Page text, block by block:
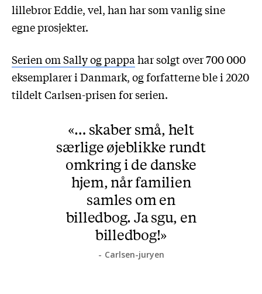
lillebror Eddie, vel, han har som vanlig sine
egne prosjekter.
Serien om Sally og pappa har solgt over 700 000
eksemplarer i Danmark, og forfatterne ble i 2020
tildelt Carlsen-prisen for serien.
… skaber små, helt
særlige øjeblikke rundt
omkring i de danske
hjem, når familien
samles om en
billedbog. Ja sgu, en
billedbog!
Carlsen-juryen